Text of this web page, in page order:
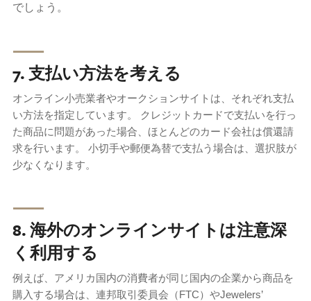
でしょう。
⸺
7. 支払い方法を考える
オンライン小売業者やオークションサイトは、それぞれ支払
い方法を指定しています。 クレジットカードで支払いを行っ
た商品に問題があった場合、ほとんどのカード会社は償還請
求を行います。 小切手や郵便為替で支払う場合は、選択肢が
少なくなります。
⸺
8. 海外のオンラインサイトは注意深
く利用する
例えば、アメリカ国内の消費者が同じ国内の企業から商品を
購入する場合は、連邦取引委員会（FTC）やJewelers’